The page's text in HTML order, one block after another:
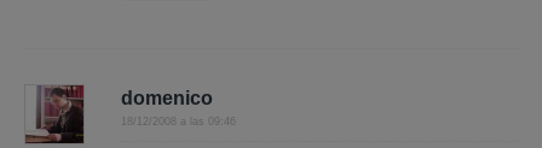
domenico
18/12/2008 a las 09:46